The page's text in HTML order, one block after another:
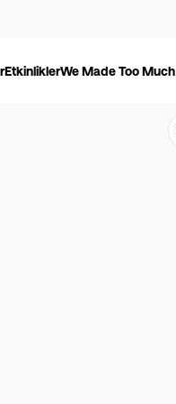
EtkinliklerWe Made Too Much